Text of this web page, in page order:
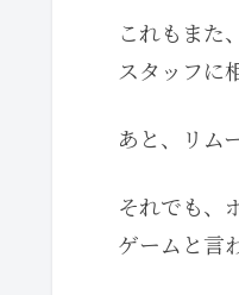
これもまた
スタッフに
あと、リム
それでも、
ゲームと言